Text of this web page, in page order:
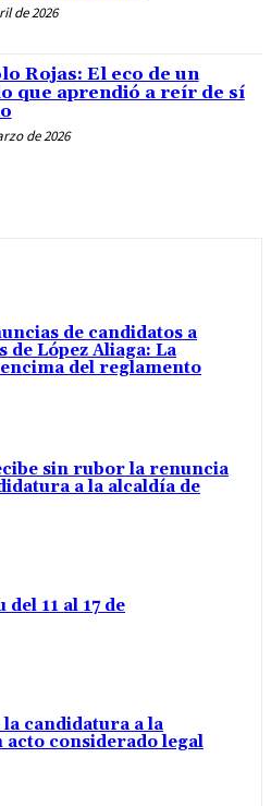
de 2026
Rojas: El eco de un
que aprendió a reír de sí
de 2026
de candidatos a
de López Aliaga: La
del reglamento
sin rubor la renuncia
a la alcaldía de
11 al 17 de
candidatura a la
acto considerado legal